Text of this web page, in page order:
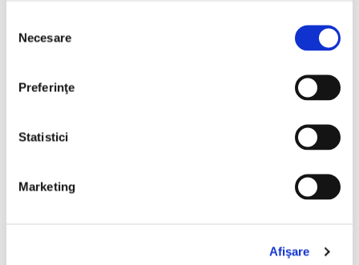
consimțământului
Necesare
Preferinţe
Statistici
Marketing
Afişare